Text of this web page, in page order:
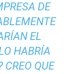
DE
EL
HABRÍA
CREO QUE